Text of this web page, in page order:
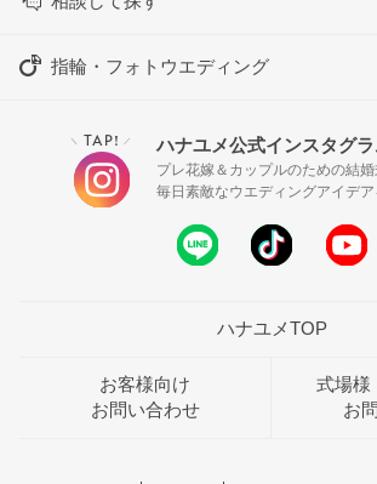
指輪・フォトウエディング
＼ TAP! ／ ハナユメ公式インスタグ
プレ花嫁＆カップルのための結
毎日素敵なウエディングアイデ
ハナユメTOP
お客様向け
お問い合わせ
式場様
お